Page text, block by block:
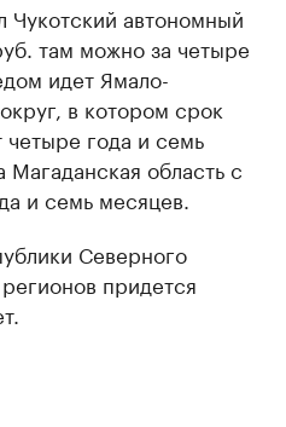
Чукотский автономный
там можно за четыре
идет Ямало-
в котором срок
четыре года и семь
Магаданская область с
и семь месяцев.
Северного
придется